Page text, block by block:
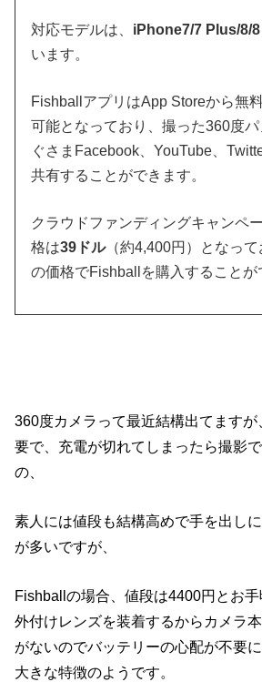
対応モデルは、 iPhone7/7 Plus/8/
います。
FishballアプリはApp Storeから無
可能となっており、撮った360度
ぐさまFacebook、YouTube、
共有することができます。
クラウドファンディングキャンペ
格は39ドル（約4,400円）となっ
の価格でFishballを購入することが
360度カメラって最近結構出てます
要で、充電が切れてしまったら撮影
の、
素人には値段も結構高めで手を出し
が多いですが、
Fishballの場合、値段は4400円とお
外付けレンズを装着するからカメラ
がないのでバッテリーの心配が不要
大きな特徴のようです。